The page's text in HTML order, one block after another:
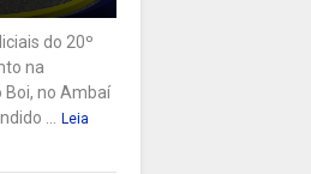
do 20º
na
Boi, no Ambaí
...
Leia